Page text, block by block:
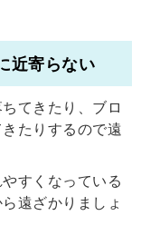
近寄らない
てきたり、ブロ
たりするので遠
すくなっている
遠ざかりましょ